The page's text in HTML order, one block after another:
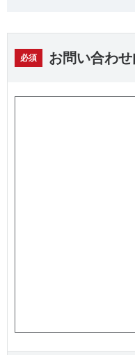
必須 お問い合わ